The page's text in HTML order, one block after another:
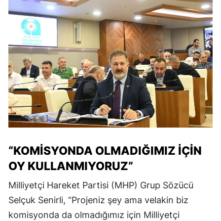
“KOMİSYONDA OLMADIĞIMIZ İÇİN
OY KULLANMIYORUZ”
Milliyetçi Hareket Partisi (MHP) Grup Sözücü
Selçuk Senirli, “Projeniz şey ama velakin biz
komisyonda da olmadığımız için Milliyetçi